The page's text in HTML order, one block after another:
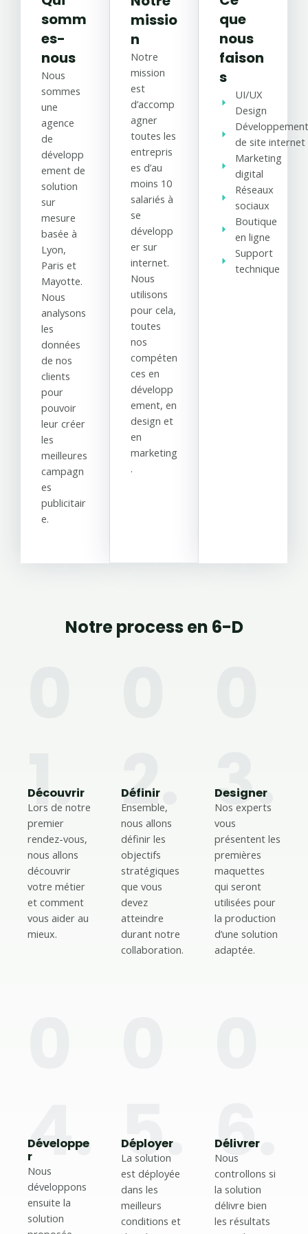
somm
es-
nous
Nous
sommes
une
agence
de
développ
ement de
solution
sur
mesure
basée à
Lyon,
Paris et
Mayotte.
Nous
analysons
les
données
de nos
clients
pour
pouvoir
leur créer
les
meilleures
campagn
es
publicitair
e.
missio
n
Notre
mission
est
d’accomp
agner
toutes les
entrepris
es d’au
moins 10
salariés à
se
développ
er sur
internet.
Nous
utilisons
pour cela,
toutes
nos
compéten
ces en
développ
ement, en
design et
en
marketing
.
que
nous
faison
s
UI/UX
Design
Développement
de site internet
Marketing
digital
Réseaux
sociaux
Boutique
en ligne
Support
technique
Notre process en 6-D
1.
Découvrir
Lors de notre
premier
rendez-vous,
nous allons
découvrir
votre métier
et comment
vous aider au
mieux.
2.
Définir
Ensemble,
nous allons
définir les
objectifs
stratégiques
que vous
devez
atteindre
durant notre
collaboration.
3.
Designer
Nos experts
vous
présentent les
premières
maquettes
qui seront
utilisées pour
la production
d’une solution
adaptée.
4.
Développe
r
Nous
développons
ensuite la
solution
5.
Déployer
La solution
est déployée
dans les
meilleurs
conditions et
6.
Délivrer
Nous
controllons si
la solution
délivre bien
les résultats